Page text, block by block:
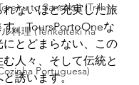
to Sansaku) (Trilh
料理 (Tenkeiteki na
Portuguesa)
ないほど充実した旅
。ToursPortoOneな
とどまらない、この
人々、そして伝統と
誘います。